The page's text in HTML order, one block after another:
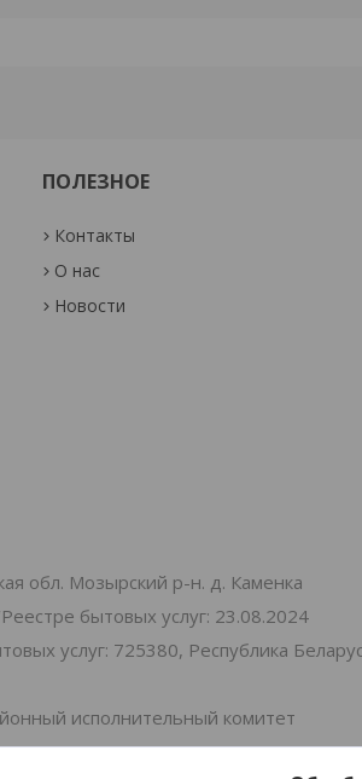
ПОЛЕЗНОЕ
Контакты
О нас
Новости
обл. Мозырский р-н. д. Каменка
бытовых услуг: 23.08.2024
услуг: 725380, Республика
исполнительный комитет